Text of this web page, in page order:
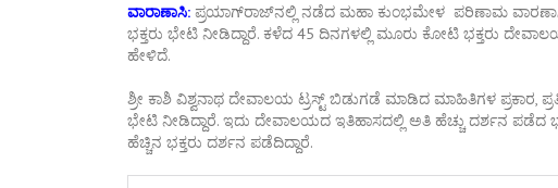
ವಾರಾಣಾಸಿ: ಪ್ರಯಾಗ್‌ರಾಜ್‌ನಲ್ಲಿ ನಡೆದ ಮಹಾ ಕುಂಭಮೇಳ ಪರಿಣಾಮ
ಭಕ್ತರು ಭೇಟಿ ನೀಡಿದ್ದಾರೆ. ಕಳೆದ 45 ದಿನಗಳಲ್ಲಿ ಮೂರು ಕೋಟಿ ಭಕ್ತರು
ಹೇಳಿದೆ.
ಶ್ರೀ ಕಾಶಿ ವಿಶ್ವನಾಥ ದೇವಾಲಯ ಟ್ರಸ್ಟ್ ಬಿಡುಗಡೆ ಮಾಡಿದ ಮಾಹಿತಿಗಳ ಪ್ರಕಾರ,
ಭೇಟಿ ನೀಡಿದ್ದಾರೆ. ಇದು ದೇವಾಲಯದ ಇತಿಹಾಸದಲ್ಲಿ ಅತಿ ಹೆಚ್ಚು ದರ್ಶನ ಪಡೆದ
ಹೆಚ್ಚಿನ ಭಕ್ತರು ದರ್ಶನ ಪಡೆದಿದ್ದಾರೆ.